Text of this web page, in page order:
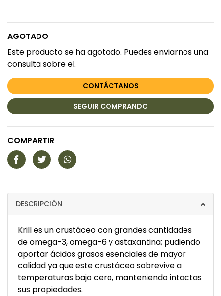
AGOTADO
Este producto se ha agotado. Puedes enviarnos una
consulta sobre el.
CONTÁCTANOS
SEGUIR COMPRANDO
COMPARTIR
DESCRIPCIÓN
Krill es un crustáceo con grandes cantidades
de omega-3, omega-6 y astaxantina; pudiendo
aportar ácidos grasos esenciales de mayor
calidad ya que este crustáceo sobrevive a
temperaturas bajo cero, manteniendo intactas
sus propiedades.